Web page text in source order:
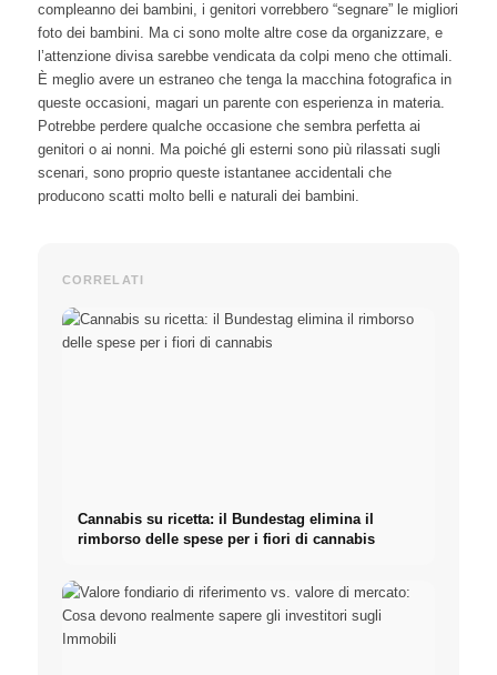
compleanno dei bambini, i genitori vorrebbero “segnare” le migliori
foto dei bambini. Ma ci sono molte altre cose da organizzare, e
l’attenzione divisa sarebbe vendicata da colpi meno che ottimali.
È meglio avere un estraneo che tenga la macchina fotografica in
queste occasioni, magari un parente con esperienza in materia.
Potrebbe perdere qualche occasione che sembra perfetta ai
genitori o ai nonni. Ma poiché gli esterni sono più rilassati sugli
scenari, sono proprio queste istantanee accidentali che
producono scatti molto belli e naturali dei bambini.
CORRELATI
Cannabis su ricetta: il Bundestag elimina il
rimborso delle spese per i fiori di cannabis